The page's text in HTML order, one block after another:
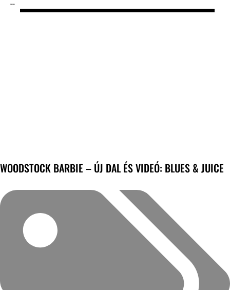
WOODSTOCK BARBIE – ÚJ DAL ÉS VIDEÓ: BLUES & JUICE